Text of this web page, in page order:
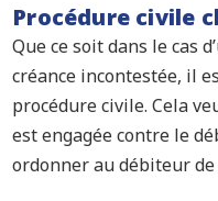
Procédure civile
Que ce soit dans le cas
créance incontestée, il
procédure civile. Cela
est engagée contre le
ordonner au débiteur de